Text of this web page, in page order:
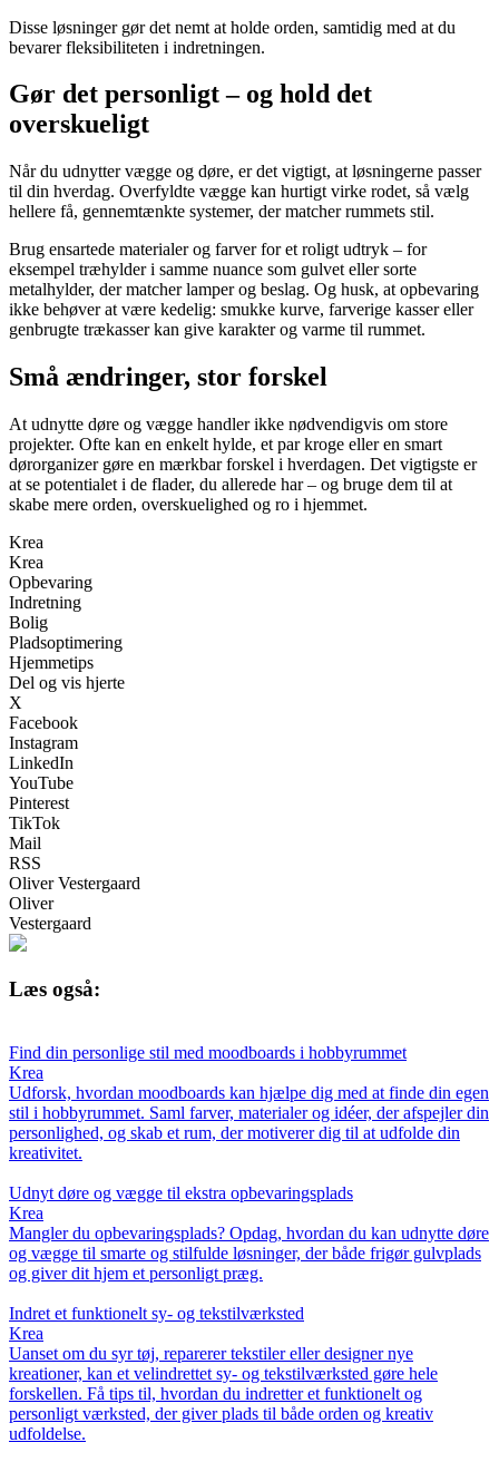
Disse løsninger gør det nemt at holde orden, samtidig med at du
bevarer fleksibiliteten i indretningen.
Gør det personligt – og hold det
overskueligt
Når du udnytter vægge og døre, er det vigtigt, at løsningerne passer
til din hverdag. Overfyldte vægge kan hurtigt virke rodet, så vælg
hellere få, gennemtænkte systemer, der matcher rummets stil.
Brug ensartede materialer og farver for et roligt udtryk – for
eksempel træhylder i samme nuance som gulvet eller sorte
metalhylder, der matcher lamper og beslag. Og husk, at opbevaring
ikke behøver at være kedelig: smukke kurve, farverige kasser eller
genbrugte trækasser kan give karakter og varme til rummet.
Små ændringer, stor forskel
At udnytte døre og vægge handler ikke nødvendigvis om store
projekter. Ofte kan en enkelt hylde, et par kroge eller en smart
dørorganizer gøre en mærkbar forskel i hverdagen. Det vigtigste er
at se potentialet i de flader, du allerede har – og bruge dem til at
skabe mere orden, overskuelighed og ro i hjemmet.
Krea
Krea
Opbevaring
Indretning
Bolig
Pladsoptimering
Hjemmetips
Del og vis hjerte
X
Facebook
Instagram
LinkedIn
YouTube
Pinterest
TikTok
Mail
RSS
Oliver Vestergaard
Oliver
Vestergaard
Læs også:
Find din personlige stil med moodboards i hobbyrummet
Krea
Udforsk, hvordan moodboards kan hjælpe dig med at finde din egen
stil i hobbyrummet. Saml farver, materialer og idéer, der afspejler din
personlighed, og skab et rum, der motiverer dig til at udfolde din
kreativitet.
Udnyt døre og vægge til ekstra opbevaringsplads
Krea
Mangler du opbevaringsplads? Opdag, hvordan du kan udnytte døre
og vægge til smarte og stilfulde løsninger, der både frigør gulvplads
og giver dit hjem et personligt præg.
Indret et funktionelt sy- og tekstilværksted
Krea
Uanset om du syr tøj, reparerer tekstiler eller designer nye
kreationer, kan et velindrettet sy- og tekstilværksted gøre hele
forskellen. Få tips til, hvordan du indretter et funktionelt og
personligt værksted, der giver plads til både orden og kreativ
udfoldelse.